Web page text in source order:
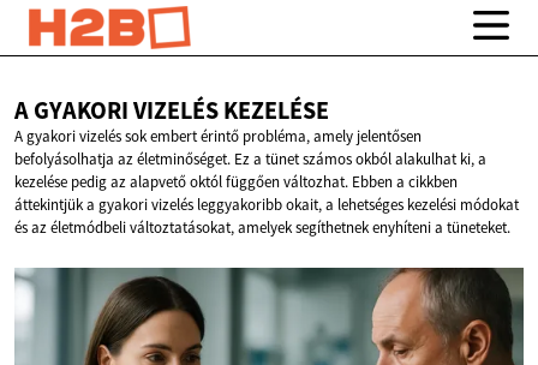
A GYAKORIVIZELÉS KEZELÉSE
A gyakori vizelés sok embert érintő probléma, amely jelentősen
befolyásolhatja az életminőséget. Ez a tünet számos okból alakulhat ki, a
kezelése pedig az alapvető októl függően változhat. Ebben a cikkben
áttekintjük a gyakori vizelés leggyakoribb okait, a lehetséges kezelési módokat
és az életmódbeli változtatásokat, amelyek segíthetnek enyhíteni a tüneteket.